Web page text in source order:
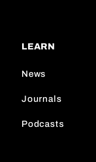
LEARN
News
Journals
Podcasts